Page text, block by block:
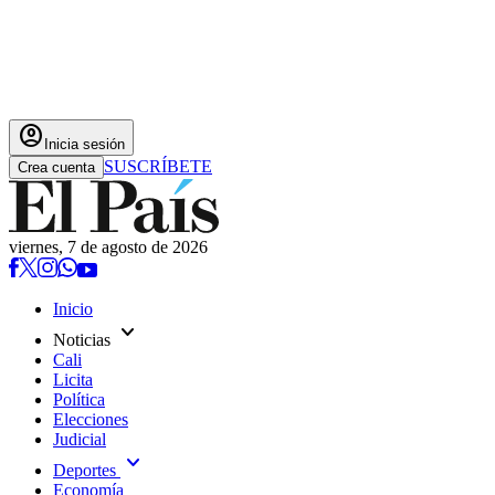
account_circle Inicia sesión
Crea cuenta SUSCRÍBETE
viernes, 7 de agosto de 2026
Inicio
Noticias expand_more
Cali
Licita
Política
Elecciones
Judicial
Deportes expand_more
Economía